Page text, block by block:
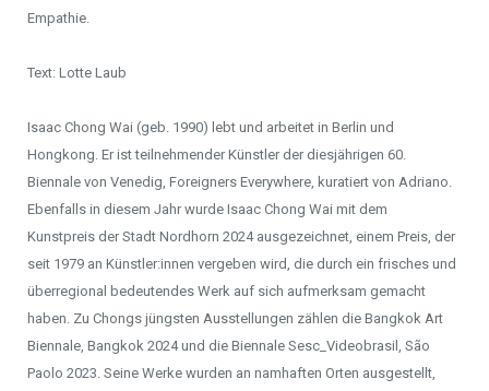
Empathie.
Text: Lotte Laub
Isaac Chong Wai (geb. 1990) lebt und arbeitet in Berlin und
Hongkong. Er ist teilnehmender Künstler der diesjährigen 60.
Biennale von Venedig, Foreigners Everywhere, kuratiert von Adriano.
Ebenfalls in diesem Jahr wurde Isaac Chong Wai mit dem
Kunstpreis der Stadt Nordhorn 2024 ausgezeichnet, einem Preis, der
seit 1979 an Künstler:innen vergeben wird, die durch ein frisches und
überregional bedeutendes Werk auf sich aufmerksam gemacht
haben. Zu Chongs jüngsten Ausstellungen zählen die Bangkok Art
Biennale, Bangkok 2024 und die Biennale Sesc_Videobrasil, São
Paolo 2023. Seine Werke wurden an namhaften Orten ausgestellt,